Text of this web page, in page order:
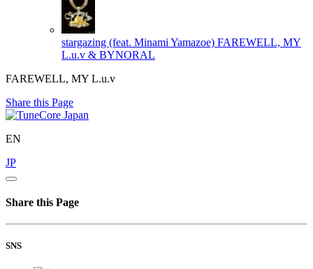
stargazing (feat. Minami Yamazoe) FAREWELL, MY
L.u.v & BYNORAL
FAREWELL, MY L.u.v
Share this Page
EN
JP
Share this Page
SNS